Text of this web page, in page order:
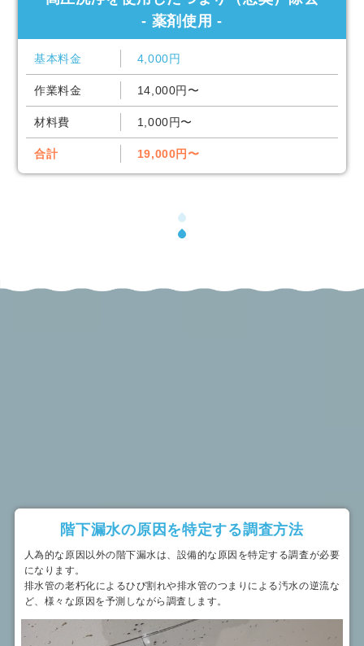
- 薬剤使用 -
基本料金 4,000円
作業料金 14,000円〜
材料費 1,000円〜
合計 19,000円〜
階下漏水の原因を特定する調査方法
人為的な原因以外の階下漏水は、設備的な原因を特定する調査が必要
になります。
排水管の老朽化によるひび割れや排水管のつまりによる汚水の逆流な
ど、様々な原因を予測しながら調査します。